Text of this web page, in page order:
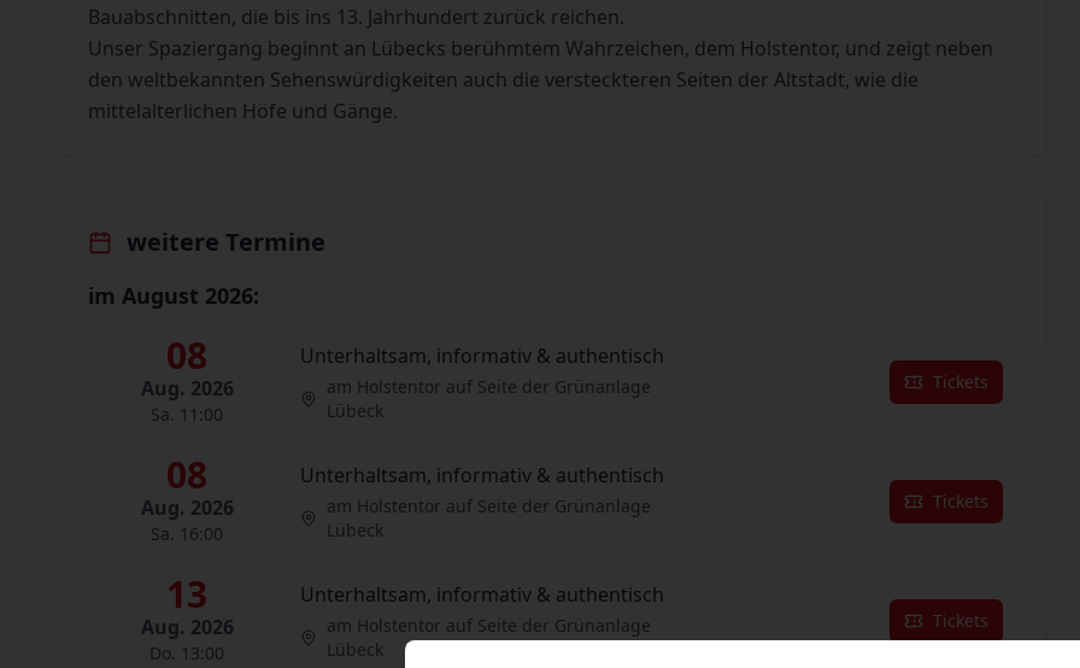
Bauabschnitten, die bis ins 13. Jahrhundert zurück reichen.
Unser Spaziergang beginnt an Lübecks berühmtem Wahrzeichen, dem Holstentor, und zeigt neben
den weltbekannten Sehenswürdigkeiten auch die versteckteren Seiten der Altstadt, wie die
mittelalterlichen Höfe und Gänge.
weitere Termine
im August 2026:
08
Aug. 2026
Sa. 11:00
Unterhaltsam, informativ & authentisch
am Holstentor auf Seite der Grünanlage
Lübeck
Tickets
08
Aug. 2026
Sa. 16:00
Unterhaltsam, informativ & authentisch
am Holstentor auf Seite der Grünanlage
Lübeck
Tickets
13
Aug. 2026
Do. 13:00
Unterhaltsam, informativ & authentisch
am Holstentor auf Seite der Grünanlage
Lübeck
Tickets